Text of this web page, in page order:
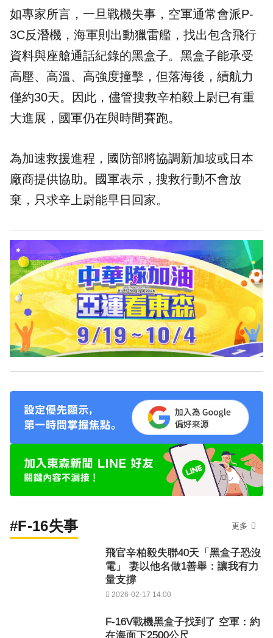
如專家所言，一旦戰機失事，空軍通常會派P-
3C反潛機，海軍則出動獵雷艦，找出包含飛行
資料與座艙通話紀錄的黑盒子。黑盒子能承受
高壓、高溫、高強度撞擊，但落海後，續航力
僅約30天。因此，儘管搜救辛柏毅上尉已有重
大進展，國軍仍在與時間賽跑。
為加速救援進程，國防部將協調新加坡或日本
廠商提供協助。國軍表示，搜救行動不會放
棄，只求辛上尉能早日回家。
#F-16失事 更多
飛官辛柏毅失聯40天「黑盒子恐沒
電」 妻以他名做1善舉：讓我有力
量支撐
2026-02-17 14:00
F-16V戰機黑盒子找到了 空軍：約
在海面下2500公尺